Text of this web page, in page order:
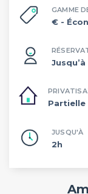
GAMME
€ -
JUSQU'À
2h